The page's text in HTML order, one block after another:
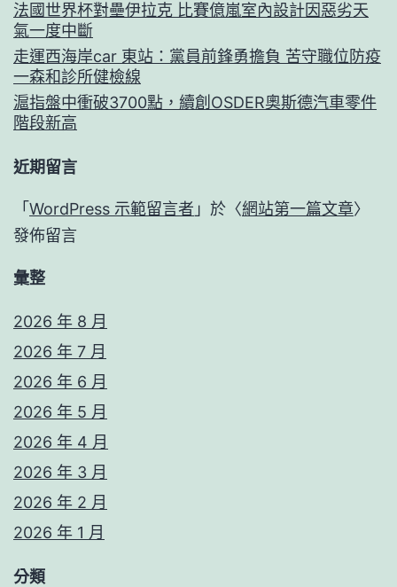
法國世界杯對壘伊拉克 比賽億嵐室內設計因惡劣天
氣一度中斷
走運西海岸car 東站：黨員前鋒勇擔負 苦守職位防疫
一森和診所健檢線
滬指盤中衝破3700點，續創OSDER奧斯德汽車零件
階段新高
近期留言
「 WordPress 示範留言者 」於〈網站第一篇文章〉
發佈留言
彙整
2026 年 8 月
2026 年 7 月
2026 年 6 月
2026 年 5 月
2026 年 4 月
2026 年 3 月
2026 年 2 月
2026 年 1 月
分類